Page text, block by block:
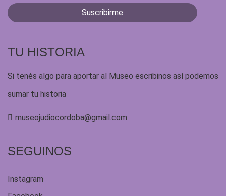
TU HISTORIA
Si tenés algo para aportar al Museo escribinos así podemos
sumar tu historia
museojudiocordoba@gmail.com
SEGUINOS
Instagram